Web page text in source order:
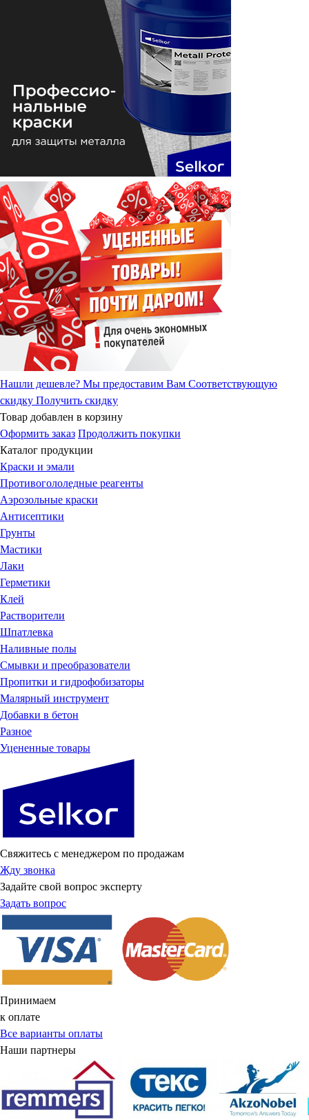
Нашли дешевле? Мы предоставим Вам Соответствующую
скидку Получить скидку
Товар добавлен в корзину
Оформить заказ Продолжить покупки
Каталог продукции
Краски и эмали
Противогололедные реагенты
Аэрозольные краски
Антисептики
Грунты
Мастики
Лаки
Герметики
Клей
Растворители
Шпатлевка
Наливные полы
Смывки и преобразователи
Пропитки и гидрофобизаторы
Малярный инструмент
Добавки в бетон
Разное
Уцененные товары
Свяжитесь с менеджером по продажам
Жду звонка
Задайте свой вопрос эксперту
Задать вопрос
Принимаем
к оплате
Все варианты оплаты
Наши партнеры